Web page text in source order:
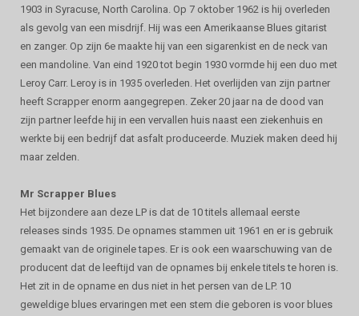
1903 in Syracuse, North Carolina. Op 7 oktober 1962 is hij overleden
als gevolg van een misdrijf. Hij was een Amerikaanse Blues gitarist
en zanger. Op zijn 6e maakte hij van een sigarenkist en de neck van
een mandoline. Van eind 1920 tot begin 1930 vormde hij een duo met
Leroy Carr. Leroy is in 1935 overleden. Het overlijden van zijn partner
heeft Scrapper enorm aangegrepen. Zeker 20 jaar na de dood van
zijn partner leefde hij in een vervallen huis naast een ziekenhuis en
werkte bij een bedrijf dat asfalt produceerde. Muziek maken deed hij
maar zelden.
Mr Scrapper Blues
Het bijzondere aan deze LP is dat de 10 titels allemaal eerste
releases sinds 1935. De opnames stammen uit 1961 en er is gebruik
gemaakt van de originele tapes. Er is ook een waarschuwing van de
producent dat de leeftijd van de opnames bij enkele titels te horen is.
Het zit in de opname en dus niet in het persen van de LP. 10
geweldige blues ervaringen met een stem die geboren is voor blues